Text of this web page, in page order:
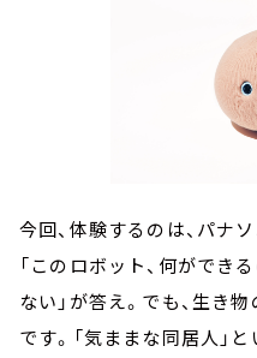
今回、体験するのは、パナソ
「このロボット、何ができ
ない」が答え。でも、生き
です。「気ままな同居人」